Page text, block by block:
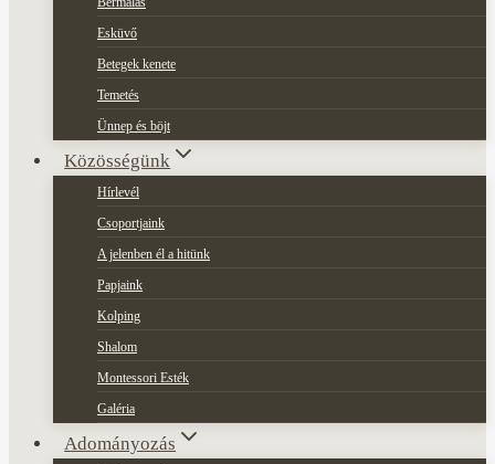
Esküvő
Betegek kenete
Temetés
Ünnep és böjt
Közösségünk
Hírlevél
Csoportjaink
A jelenben él a hitünk
Papjaink
Kolping
Shalom
Montessori Esték
Galéria
Adományozás